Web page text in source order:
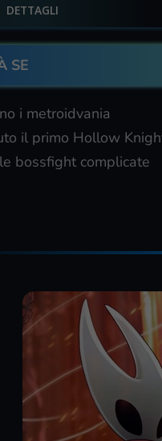
DETTAGLI
SE
i metroidvania
il primo Hollow
bossfight complicate